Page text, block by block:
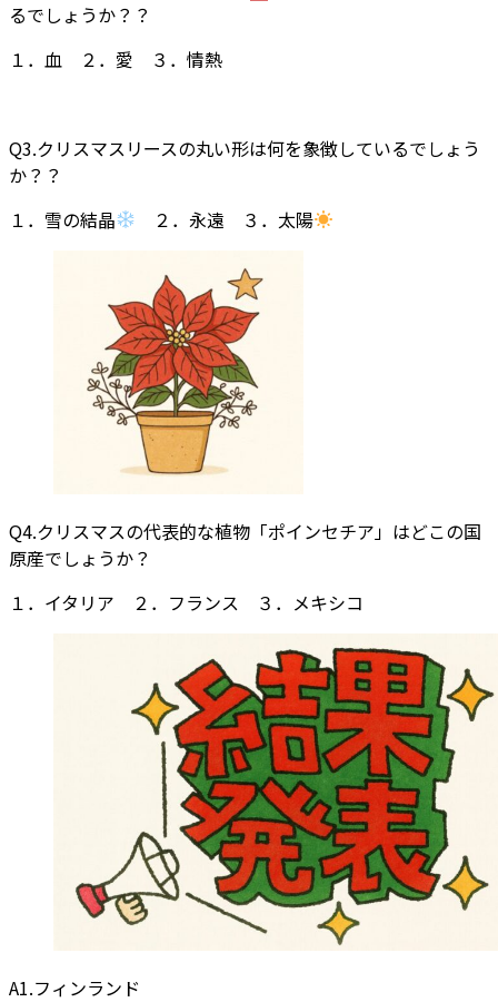
るでしょうか？？
１．血 ２．愛 ３．情熱
Q3.クリスマスリースの丸い形は何を象徴しているでしょう
か？？
１．雪の結晶
２．永遠 ３．太陽
Q4.クリスマスの代表的な植物「ポインセチア」はどこの国
原産でしょうか？
１．イタリア ２．フランス ３．メキシコ
A1.フィンランド